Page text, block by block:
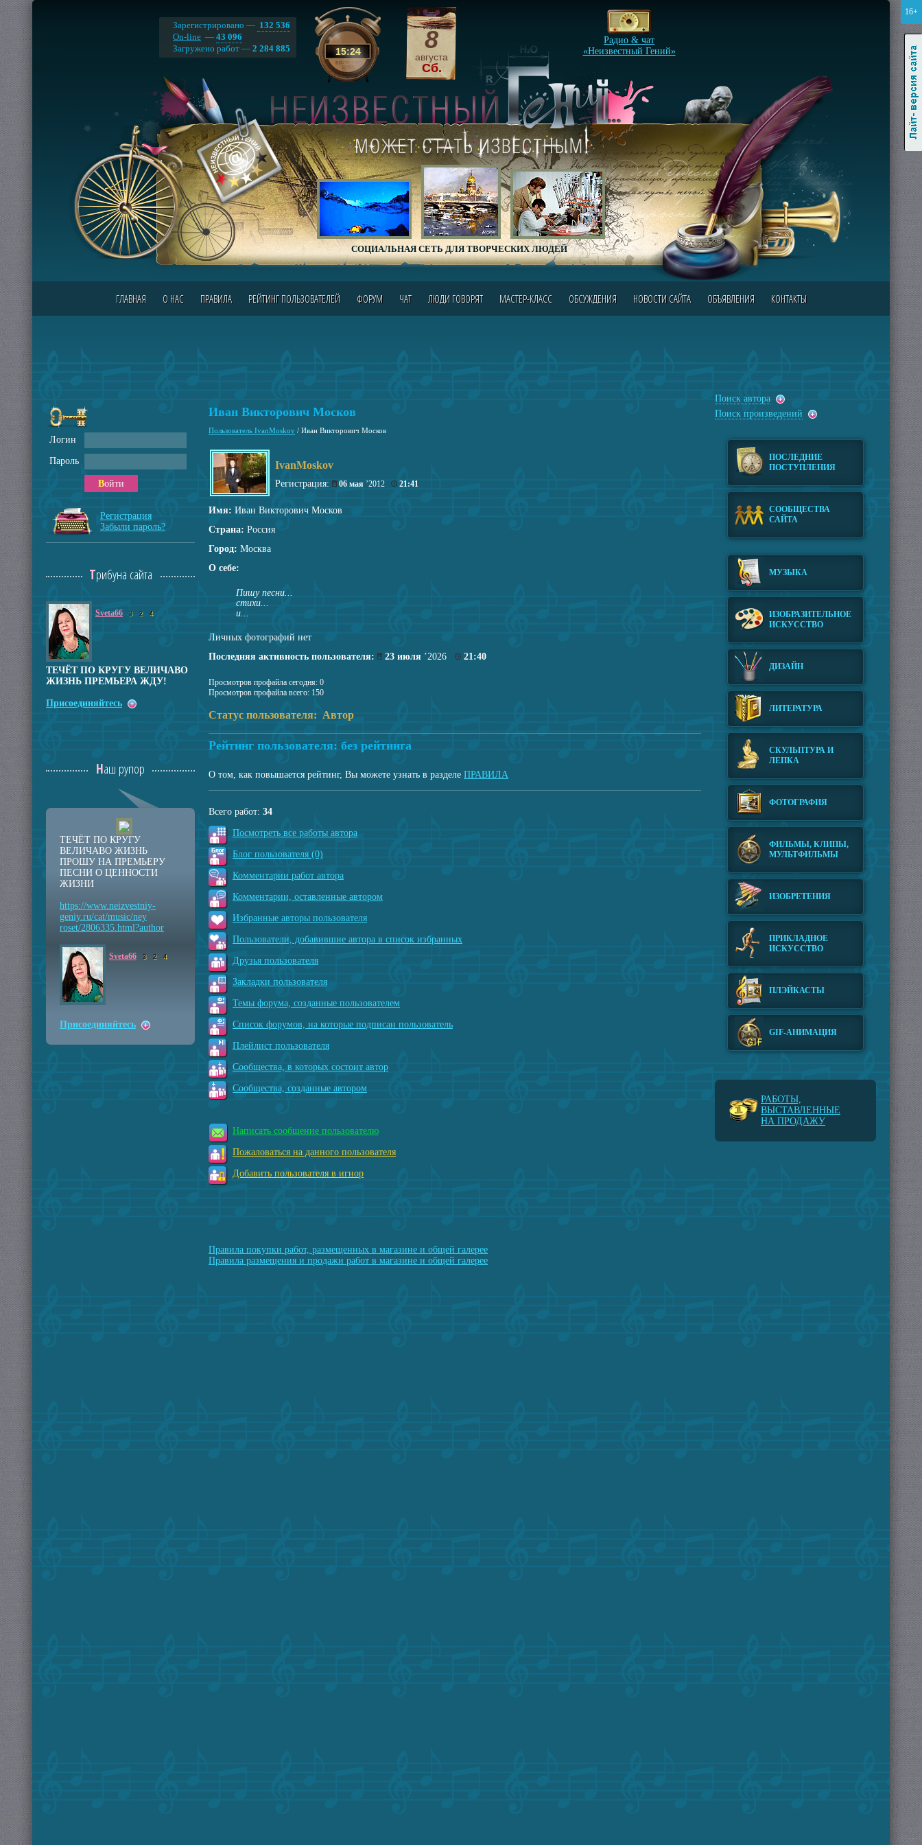
16+
15:24
Зарегистрировано — 132 536
On-line — 43 096
Загружено работ — 2 284 885 8
августа
Сб.
СОЦИАЛЬНАЯ СЕТЬ ДЛЯ ТВОРЧЕСКИХ ЛЮДЕЙ
Радио & чат
«Неизвестный Гений»
ГЛАВНАЯ О НАС ПРАВИЛА РЕЙТИНГ ПОЛЬЗОВАТЕЛЕЙ ФОРУМ ЧАТ ЛЮДИ ГОВОРЯТ МАСТЕР-КЛАСС ОБСУЖДЕНИЯ НОВОСТИ САЙТА ОБЪЯВЛЕНИЯ КОНТАКТЫ
Иван Викторович Москов
Пользователь IvanMoskov / Иван Викторович Москов
IvanMoskov
Регистрация: 06 мая ’2012 21:41
Имя: Иван Викторович Москов
Страна: Россия
Город: Москва
О себе:
Пишу песни...
стихи...
и...
Личных фотографий нет
Последняя активность пользователя:
23 июля ’2026 21:40
Просмотров профайла сегодня: 0
Просмотров профайла всего: 150
Статус пользователя: Автор
Рейтинг пользователя: без рейтинга
О том, как повышается рейтинг, Вы можете узнать в разделе ПРАВИЛА
Всего работ: 34
Посмотреть все работы автора
Блог пользователя (0)
Комментарии работ автора
Комментарии, оставленные автором
Избранные авторы пользователя
Пользователи, добавившие автора в список избранных
Друзья пользователя
Закладки пользователя
Темы форума, созданные пользователем
Список форумов, на которые подписан пользователь
Плейлист пользователя
Сообщества, в которых состоит автор
Сообщества, созданные автором
Написать сообщение пользователю
Пожаловаться на данного пользователя
Добавить пользователя в игнор
Правила покупки работ, размещенных в магазине и общей галерее
Правила размещения и продажи работ в магазине и общей галерее
Логин
Пароль
Войти
Регистрация
Забыли пароль?
Трибуна сайта
Sveta66 3 2 4
ТЕЧЁТ ПО КРУГУ ВЕЛИЧАВО
ЖИЗНЬ ПРЕМЬЕРА ЖДУ!
Присоединяйтесь
Наш рупор
ТЕЧЁТ ПО КРУГУ
ВЕЛИЧАВО ЖИЗНЬ
ПРОШУ НА ПРЕМЬЕРУ
ПЕСНИ О ЦЕННОСТИ
ЖИЗНИ
https://www.neizvestniy-
geniy.ru/cat/music/ney
roset/2806335.html?author
Sveta66 3 2 4
Присоединяйтесь
Поиск автора
Поиск произведений
ПОСЛЕДНИЕ
ПОСТУПЛЕНИЯ
СООБЩЕСТВА
САЙТА
МУЗЫКА
ИЗОБРАЗИТЕЛЬНОЕ
ИСКУССТВО
ДИЗАЙН
ЛИТЕРАТУРА
СКУЛЬПТУРА И
ЛЕПКА
ФОТОГРАФИЯ
ФИЛЬМЫ, КЛИПЫ,
МУЛЬТФИЛЬМЫ
ИЗОБРЕТЕНИЯ
ПРИКЛАДНОЕ
ИСКУССТВО
ПЛЭЙКАСТЫ
GIF-АНИМАЦИЯ
РАБОТЫ,
ВЫСТАВЛЕННЫЕ
НА ПРОДАЖУ